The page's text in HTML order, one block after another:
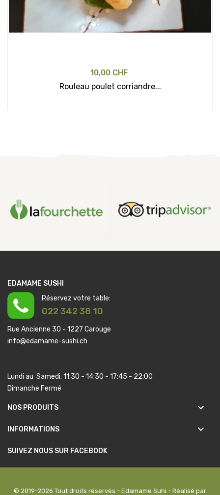
10,00 CHF
Rouleau poulet corriandre...
EDAMAME SUSHI
Réservez votre table:
022 342 38 10
Rue Ancienne 30 - 1227 Carouge
info@edamame-sushi.ch
Lundi au Samedi. 11:30 - 14:30 - 17:45 - 22:00
Dimanche Fermé
NOS PRODUITS keyboard_arrow_down
INFORMATIONS keyboard_arrow_down
SUIVEZ NOUS SUR FACEBOOK
© 2019-2026 Tout droits réservés - Edamame Suhi - Réalisé par